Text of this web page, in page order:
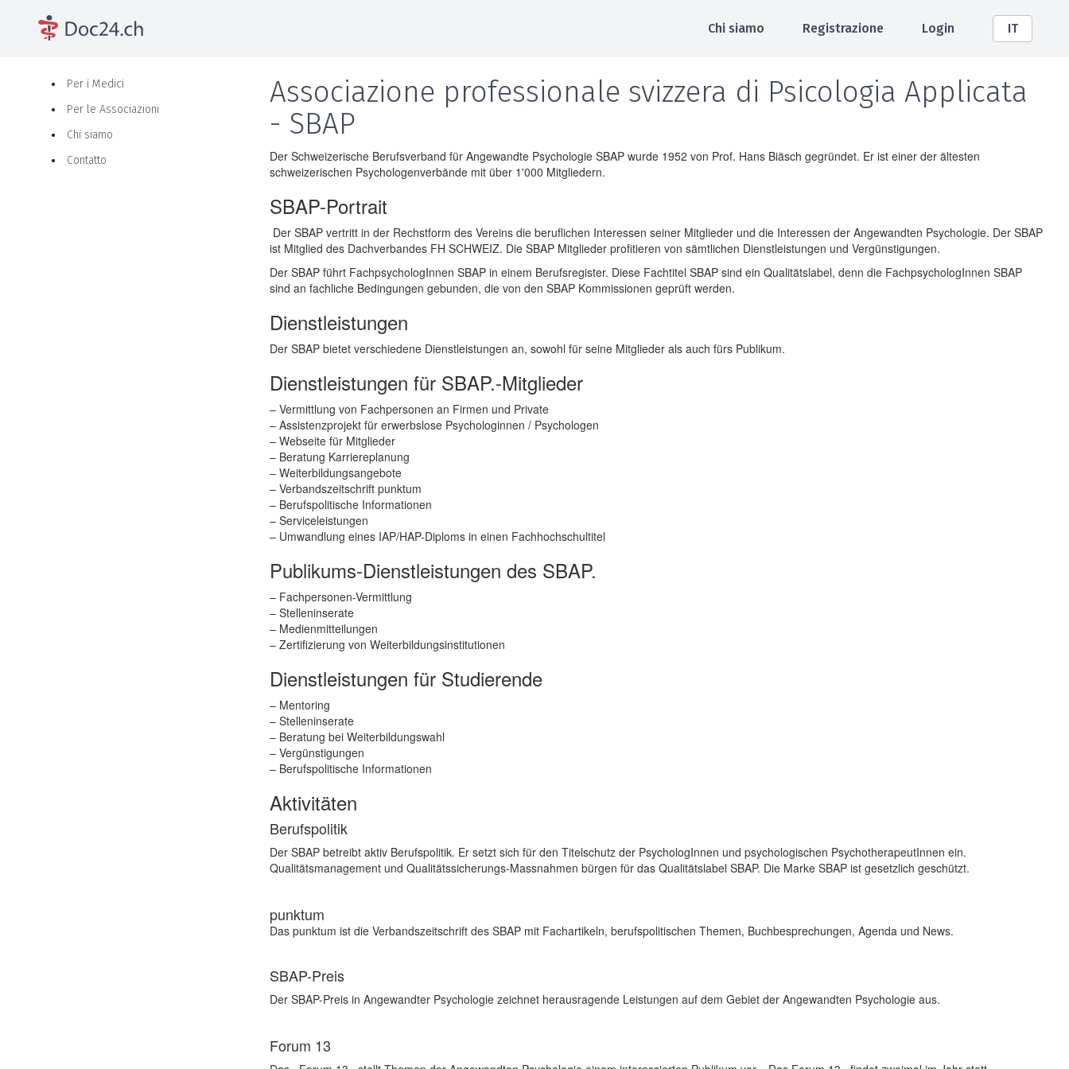
Chi siamo Registrazione Login IT
Per i Medici
Per le Associazioni
Chi siamo
Contatto
Associazione professionale svizzera di Psicologia Applicata
- SBAP
Der Schweizerische Berufsverband für Angewandte Psychologie SBAP wurde 1952 von Prof. Hans Biäsch gegründet. Er ist einer der ältesten
schweizerischen Psychologenverbände mit über 1'000 Mitgliedern.
SBAP-Portrait
Der SBAP vertritt in der Rechstform des Vereins die beruflichen Interessen seiner Mitglieder und die Interessen der Angewandten Psychologie. Der SBAP
ist Mitglied des Dachverbandes FH SCHWEIZ. Die SBAP Mitglieder profitieren von sämtlichen Dienstleistungen und Vergünstigungen.
Der SBAP führt FachpsychologInnen SBAP in einem Berufsregister. Diese Fachtitel SBAP sind ein Qualitätslabel, denn die FachpsychologInnen SBAP
sind an fachliche Bedingungen gebunden, die von den SBAP Kommissionen geprüft werden.
Dienstleistungen
Der SBAP bietet verschiedene Dienstleistungen an, sowohl für seine Mitglieder als auch fürs Publikum.
Dienstleistungen für SBAP.-Mitglieder
– Vermittlung von Fachpersonen an Firmen und Private
– Assistenzprojekt für erwerbslose Psychologinnen / Psychologen
– Webseite für Mitglieder
– Beratung Karriereplanung
– Weiterbildungsangebote
– Verbandszeitschrift punktum
– Berufspolitische Informationen
– Serviceleistungen
– Umwandlung eines IAP/HAP-Diploms in einen Fachhochschultitel
Publikums-Dienstleistungen des SBAP.
– Fachpersonen-Vermittlung
– Stelleninserate
– Medienmitteilungen
– Zertifizierung von Weiterbildungsinstitutionen
Dienstleistungen für Studierende
– Mentoring
– Stelleninserate
– Beratung bei Weiterbildungswahl
– Vergünstigungen
– Berufspolitische Informationen
Aktivitäten
Berufspolitik
Der SBAP betreibt aktiv Berufspolitik. Er setzt sich für den Titelschutz der PsychologInnen und psychologischen PsychotherapeutInnen ein.
Qualitätsmanagement und Qualitätssicherungs-Massnahmen bürgen für das Qualitätslabel SBAP. Die Marke SBAP ist gesetzlich geschützt.
punktum
Das punktum ist die Verbandszeitschrift des SBAP mit Fachartikeln, berufspolitischen Themen, Buchbesprechungen, Agenda und News.
SBAP-Preis
Der SBAP-Preis in Angewandter Psychologie zeichnet herausragende Leistungen auf dem Gebiet der Angewandten Psychologie aus.
Forum 13